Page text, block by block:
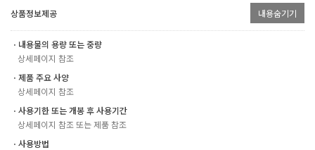
상품정보제공 내용숨기기
ㆍ내용물의 용량 또는 중량
상세페이지 참조
ㆍ제품 주요 사양
상세페이지 참조
ㆍ사용기한 또는 개봉 후 사용기간
상세페이지 참조 또는 제품 참조
ㆍ사용방법